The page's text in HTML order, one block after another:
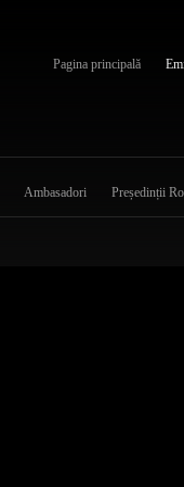
Pagina principală
Ambasadori Președinții